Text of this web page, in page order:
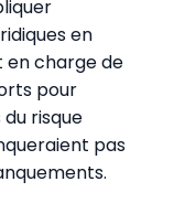
en
en charge de
pour
risque
pas